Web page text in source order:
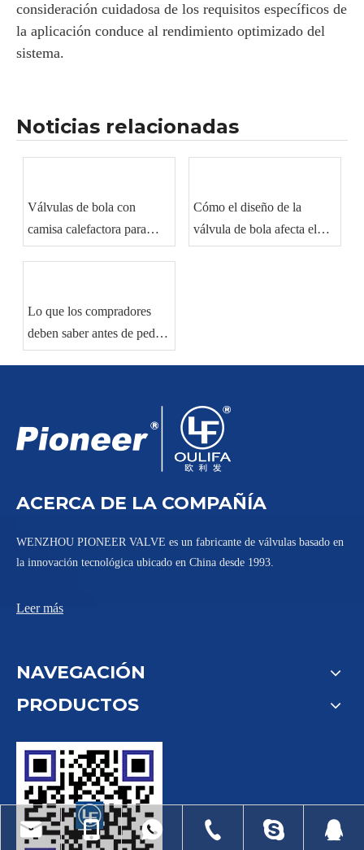
consideración cuidadosa de los requisitos específicos de
la aplicación conduce al rendimiento optimizado del
sistema.
Noticias relacionadas
Válvulas de bola con
camisa calefactora para
manipulación de materiales
Cómo el diseño de la
válvula de bola afecta el
sellado y el rendimiento del
Lo que los compradores
deben saber antes de pedir
válvulas de bola
ACERCA DE LA COMPAÑÍA
WENZHOU PIONEER VALVE es un fabricante de válvulas basado en
la innovación tecnológica ubicado en China desde 1993.
Leer más
NAVEGACIÓN
PRODUCTOS